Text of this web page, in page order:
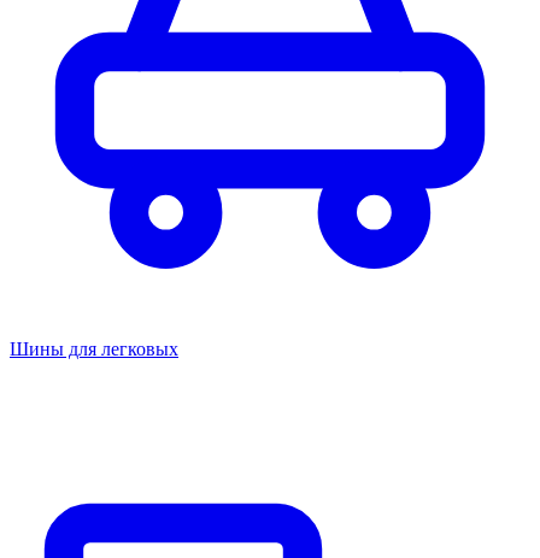
Шины для легковых